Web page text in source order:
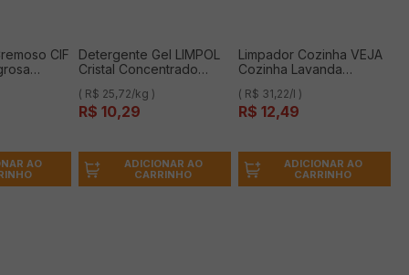
CIF
AO
Detergente Gel LIMPOL
Cristal Concentrado
( R$ 25,72/kg )
R$ 10,29
ADICIONAR AO
CARRINHO
Limpador Cozinha VEJA
Cozinha Lavanda
( R$ 31,22/l )
R$ 12,49
ADICIONAR AO
CARRINHO